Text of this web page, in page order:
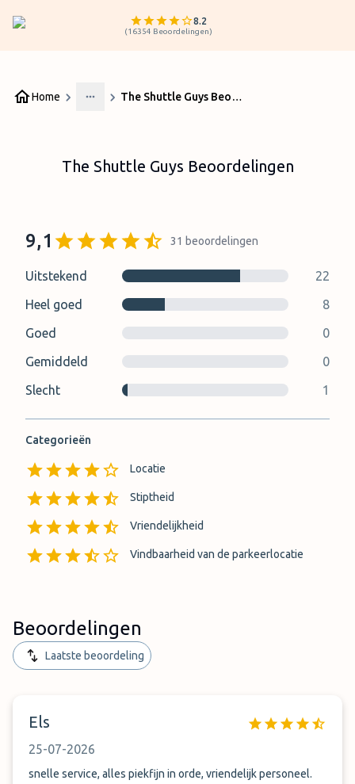
8.2
(16354 Beoordelingen)
Home
More
The Shuttle Guys Beoordelingen
The Shuttle Guys Beoordelingen
9,1 31 beoordelingen
Uitstekend
22
Heel goed
8
Goed
0
Gemiddeld
0
Slecht
1
Categorieën
Locatie
Stiptheid
Vriendelijkheid
Vindbaarheid van de parkeerlocatie
Beoordelingen
Laatste beoordeling
Els
25-07-2026
snelle service, alles piekfijn in orde, vriendelijk personeel.